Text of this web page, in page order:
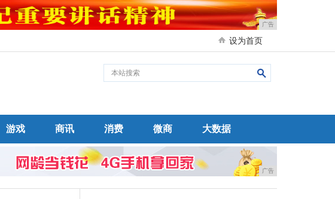
广告
设为首页
游戏 商讯 消费 微商 大数据
广告